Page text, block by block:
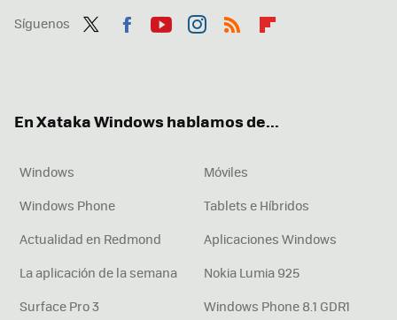
Síguenos
En Xataka Windows hablamos de...
Windows
Móviles
Windows Phone
Tablets e Híbridos
Actualidad en Redmond
Aplicaciones Windows
La aplicación de la semana
Nokia Lumia 925
Surface Pro 3
Windows Phone 8.1 GDR1